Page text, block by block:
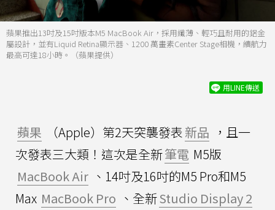
蘋果推出13吋及15吋版本M5 MacBook Air，採用纖薄、輕巧且耐用的鋁金
屬設計，並有Liquid Retina顯示器、1200 萬畫素Center Stage相機，續航力
最高可達18小時。（蘋果提供）
用LINE傳送
蘋果 （Apple）第2天突襲發表新品 ，且一
次發表三大類！這次是全新筆電 M5版
MacBook Air 、14吋及16吋的M5 Pro和M5
Max MacBook Pro 、全新Studio Display 2